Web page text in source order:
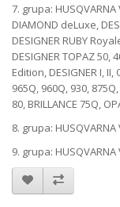
7. grupa: HUSQVARNA
DIAMOND deLuxe,
DESIGNER RUBY
DESIGNER TOPAZ 50,
Edition, DESIGNER I, II,
965Q, 960Q, 930,
80, BRILLANCE 75Q,
8. grupa: HUSQVARNA
9. grupa: HUSQVARNA